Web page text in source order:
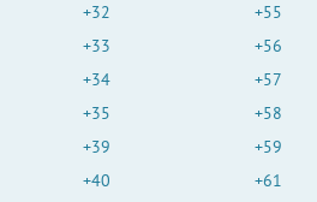
+32
+33
+34
+35
+39
+40
+55
+56
+57
+58
+59
+61